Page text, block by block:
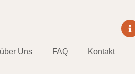
über Uns FAQ Kontakt